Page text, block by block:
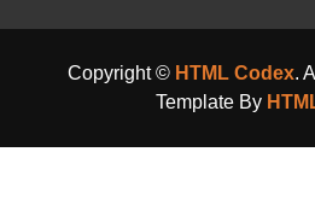
Copyright © HTML Codex.
Template By